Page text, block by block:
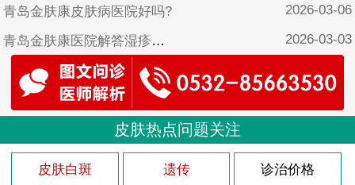
青岛金肤康皮肤病医院好吗? 2026-03-06
青岛金肤康医院解答湿疹怎样治疗? 2026-03-03
青岛金肤康皮肤病医院靠谱吗?
青岛金肤康皮肤病医院可靠吗?
青岛金肤康皮肤病医院是不是正规医院?
青岛金肤康口碑? 2025-05-12
皮肤热点问题关注
皮肤白斑 遗传 诊治价格